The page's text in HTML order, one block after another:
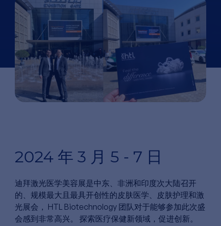
2024 年 3 月 5 - 7 日
迪拜激光医学美容展是中东、非洲和印度次大陆召开
的、规模最大且最具开创性的皮肤医学、皮肤护理和激
光展会， HTL Biotechnology 团队对于能够参加此次盛
会感到非常高兴。 探索医疗保健新领域，促进创新。